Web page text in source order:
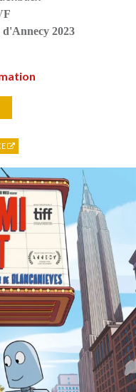
2023